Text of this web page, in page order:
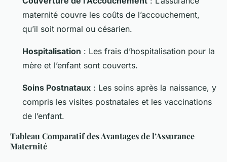
maternité couvre les coûts de l’accouchement,
qu’il soit normal ou césarien.
Hospitalisation : Les frais d’hospitalisation pour la
mère et l’enfant sont couverts.
Soins Postnataux : Les soins après la naissance, y
compris les visites postnatales et les vaccinations
de l’enfant.
Tableau Comparatif des Avantages de l’Assurance
Maternité